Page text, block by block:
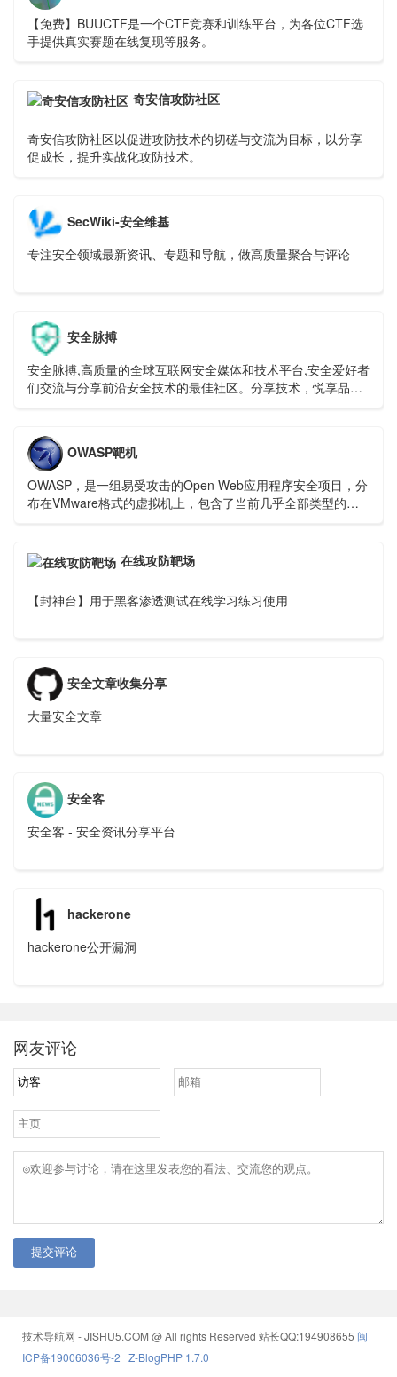
【免费】BUUCTF是一个CTF竞赛和训练平台，为各位CTF选
手提供真实赛题在线复现等服务。
奇安信攻防社区
奇安信攻防社区以促进攻防技术的切磋与交流为目标，以分享
促成长，提升实战化攻防技术。
SecWiki-安全维基
专注安全领域最新资讯、专题和导航，做高质量聚合与评论
安全脉搏
安全脉搏,高质量的全球互联网安全媒体和技术平台,安全爱好者
们交流与分享前沿安全技术的最佳社区。分享技术，悦享品
OWASP靶机
OWASP，是一组易受攻击的Open Web应用程序安全项目，分
布在VMware格式的虚拟机上，包含了当前几乎全部类型的漏
在线攻防靶场
【封神台】用于黑客渗透测试在线学习练习使用
安全文章收集分享
大量安全文章
安全客
安全客 - 安全资讯分享平台
hackerone
hackerone公开漏洞
网友评论
提交评论
技术导航网 - JISHU5.COM @ All rights Reserved 站长QQ:194908655 闽
ICP备19006036号-2 Z-BlogPHP 1.7.0